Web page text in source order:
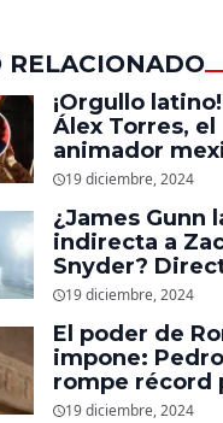
RELACIONADO
¡Orgullo
Álex Torres, el
animador
que trabajó en
Rohirrim,’
Kaisen’ y ‘One
19 diciembre, 2024
¿James Gunn
indirecta a
Snyder?
‘Superman’
luciera el
del superhéroe
19 diciembre, 2024
El poder de
impone: Pedro
rompe récord
en taquilla con
19 diciembre, 2024